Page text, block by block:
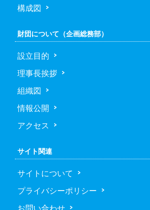
構成図
財団について（企画総務部）
設立目的
理事長挨拶
組織図
情報公開
アクセス
サイト関連
サイトについて
プライバシーポリシー
お問い合わせ